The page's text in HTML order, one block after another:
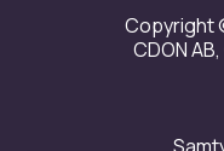
Investor relations
Tilgjengelighet
Copyright
CDON